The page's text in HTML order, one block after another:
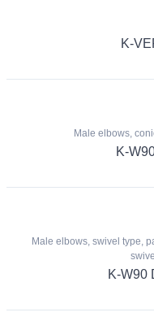
K-
Male elbows,
K-
Male elbows, swivel type,
K-W90